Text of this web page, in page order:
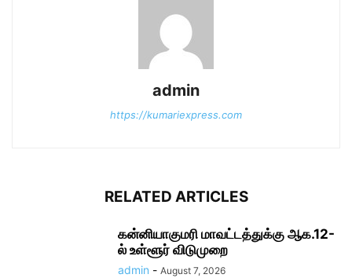
admin
https://kumariexpress.com
RELATED ARTICLES
கன்னியாகுமரி மாவட்டத்துக்கு ஆக.12-
ல் உள்ளூர் விடுமுறை
admin - August 7, 2026